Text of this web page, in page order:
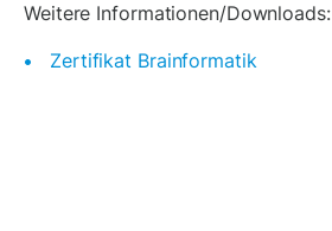
Weitere Informationen/Downloads:
Zertifikat Brainformatik